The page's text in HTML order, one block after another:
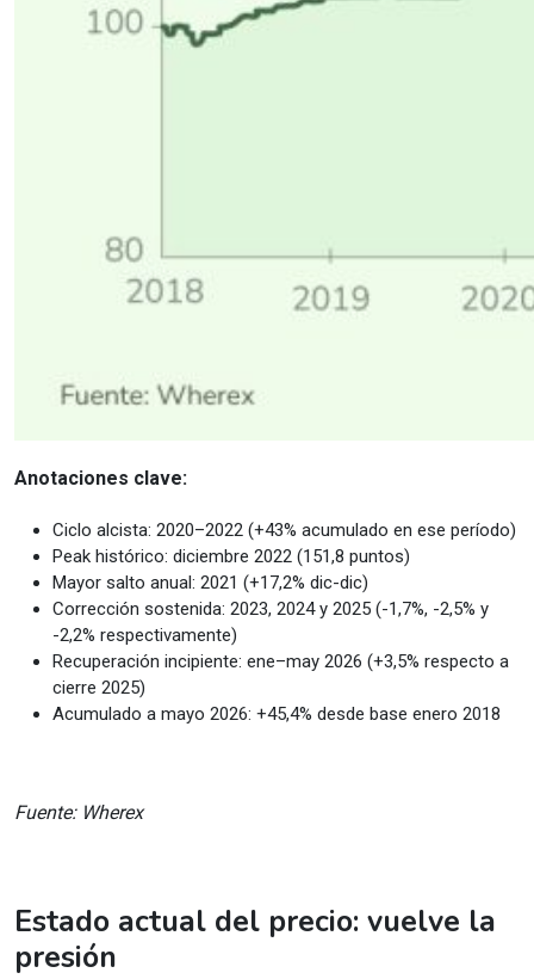
Anotaciones clave:
Ciclo alcista: 2020–2022 (+43% acumulado en ese período)
Peak histórico: diciembre 2022 (151,8 puntos)
Mayor salto anual: 2021 (+17,2% dic-dic)
Corrección sostenida: 2023, 2024 y 2025 (-1,7%, -2,5% y
-2,2% respectivamente)
Recuperación incipiente: ene–may 2026 (+3,5% respecto a
cierre 2025)
Acumulado a mayo 2026: +45,4% desde base enero 2018
Fuente: Wherex
Estado actual del precio: vuelve la
presión